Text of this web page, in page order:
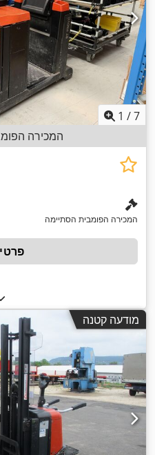
1 /7
המכירה
המכירה הפומבית הסתיימה
מודעה קטנה